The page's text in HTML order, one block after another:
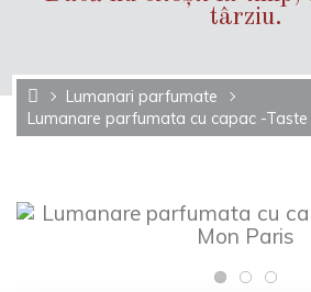
târziu.
Lumanari parfumate
Lumanare parfumata cu capac -Taste